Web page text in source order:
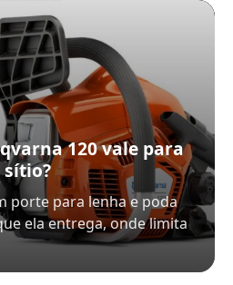
120 vale para
sítio?
porte para lenha e poda
ela entrega, onde limita